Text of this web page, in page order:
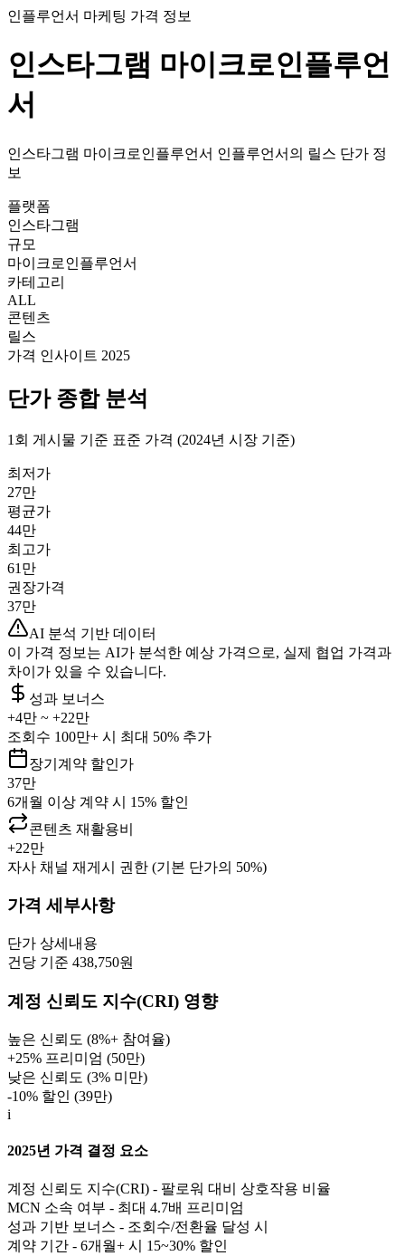
인플루언서 마케팅 가격 정보
인스타그램 마이크로인플루언
서
인스타그램 마이크로인플루언서 인플루언서의 릴스 단가 정
보
플랫폼
인스타그램
규모
마이크로인플루언서
카테고리
ALL
콘텐츠
릴스
가격 인사이트 2025
단가종합 분석
1회 게시물 기준 표준 가격 (2024년 시장 기준)
최저가
27만
평균가
44만
최고가
61만
권장가격
37만
AI 분석 기반 데이터
이 가격 정보는 AI가 분석한 예상 가격으로, 실제 협업 가격과
차이가 있을 수 있습니다.
성과 보너스
+4만 ~ +22만
조회수 100만+ 시 최대 50% 추가
장기계약 할인가
37만
6개월 이상 계약 시 15% 할인
콘텐츠 재활용비
+22만
자사 채널 재게시 권한 (기본 단가의 50%)
가격 세부사항
단가 상세내용
건당 기준 438,750원
계정 신뢰도 지수(CRI) 영향
높은 신뢰도 (8%+ 참여율)
+25% 프리미엄 (50만)
낮은 신뢰도 (3% 미만)
-10% 할인 (39만)
i
2025년 가격 결정 요소
계정 신뢰도 지수(CRI) - 팔로워 대비 상호작용 비율
MCN 소속 여부 - 최대 4.7배 프리미엄
성과 기반 보너스 - 조회수/전환율 달성 시
계약 기간 - 6개월+ 시 15~30% 할인